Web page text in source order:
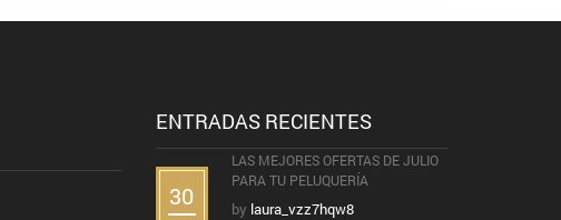
ENTRADAS RECIENTES
30
LAS MEJORES OFERTAS DE JULIO
PARA TU PELUQUERÍA
by laura_vzz7hqw8